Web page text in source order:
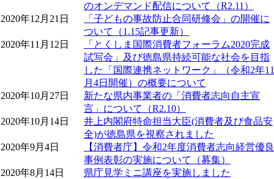
のオンデマンド配信について（R2.11）
2020年12月21日
「子どもの事故防止合同研修会」の開催に
ついて（1.15記事更新）
2020年11月12日
「とくしま国際消費者フォーラム2020完成
試写会」及び徳島県持続可能な社会を目指
した「国際連携ネットワーク」（令和2年11
月4日開催）の概要について
2020年10月27日
新たな県内事業者の「消費者志向自主宣
言」について（R2.10）
2020年10月14日
井上内閣府特命担当大臣(消費者及び食品安
全)が徳島県を視察されました
2020年9月4日
【消費者庁】令和2年度消費者志向経営優良
事例表彰の実施について（募集）
2020年8月14日
県庁見学ミニ講座を実施しました